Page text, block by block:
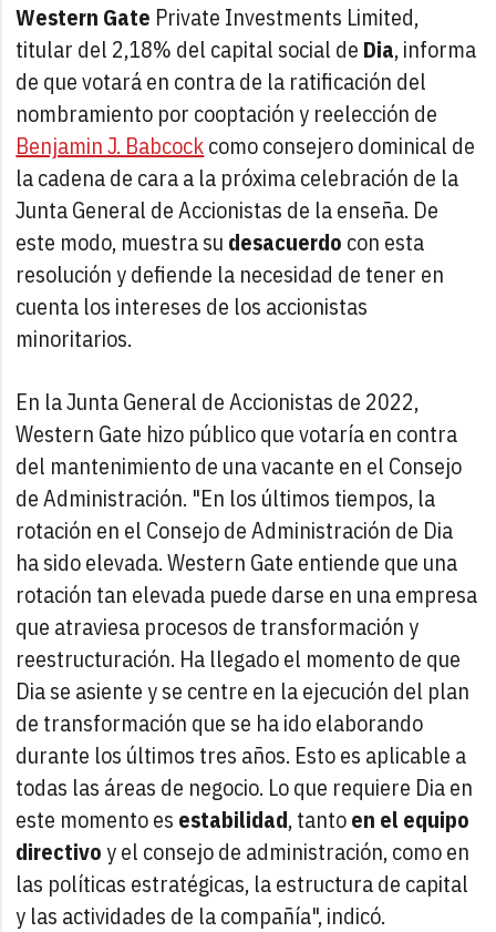
Western Gate Private Investments Limited,
titular del 2,18% del capital social de Dia, informa
de que votará en contra de la ratificación del
nombramiento por cooptación y reelección de
Benjamin J. Babcockcomo consejero dominical de
la cadena de cara a la próxima celebración de la
Junta General de Accionistas de la enseña. De
este modo, muestra su desacuerdo con esta
resolución y defiende la necesidad de tener en
cuenta los intereses de los accionistas
minoritarios.
En la Junta General de Accionistas de 2022,
Western Gate hizo público que votaría en contra
del mantenimiento de una vacante en el Consejo
de Administración. "En los últimos tiempos, la
rotación en el Consejo de Administración de Dia
ha sido elevada. Western Gate entiende que una
rotación tan elevada puede darse en una empresa
que atraviesa procesos de transformación y
reestructuración. Ha llegado el momento de que
Dia se asiente y se centre en la ejecución del plan
de transformación que se ha ido elaborando
durante los últimos tres años. Esto es aplicable a
todas las áreas de negocio. Lo que requiere Dia en
este momento es estabilidad, tantoen el equipo
directivoy el consejo de administración, como en
las políticas estratégicas, la estructura de capital
y las actividades de la compañía", indicó.